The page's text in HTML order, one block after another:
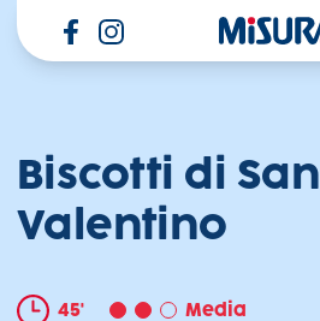
Misura
Biscotti di San
Valentino
45' Media